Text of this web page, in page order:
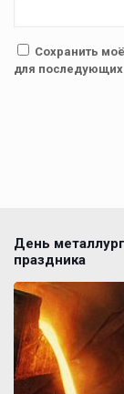
Сохранить
для
День
праздника